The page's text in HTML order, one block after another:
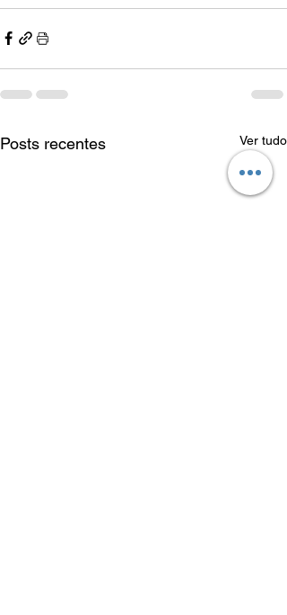
Posts recentes Ver tudo